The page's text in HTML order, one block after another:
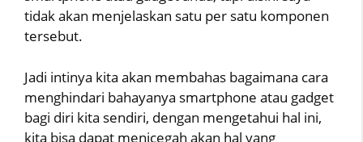
tidak akan menjelaskan satu per satu komponen
tersebut.
Jadi intinya kita akan membahas bagaimana cara
menghindari bahayanya smartphone atau gadget
bagi diri kita sendiri, dengan mengetahui hal ini,
kita bisa dapat menjcegah akan hal yang